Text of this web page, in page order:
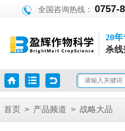
全国咨询热线：0757-
20
杀
首页 > 产品频道 > 战略大品